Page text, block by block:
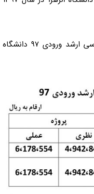
ارشد ورودی
۹۷ دانشگاه